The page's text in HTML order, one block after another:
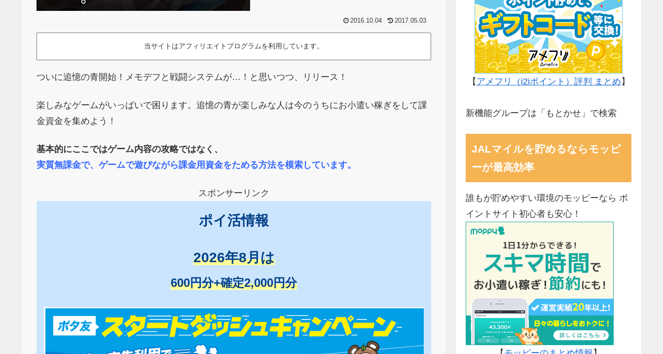
2016.10.04 2017.05.03
当サイトはアフィリエイトプログラムを利用しています。
ついに追憶の青開始！メモデフと戦闘システムが…！と思いつつ、リリース！
楽しみなゲームがいっぱいで困ります。追憶の青が楽しみな人は今のうちにお小遣い稼ぎをして課
金資金を集めよう！
基本的にここではゲーム内容の攻略ではなく、
実質無課金で、ゲームで遊びながら課金用資金をためる方法を模索しています。
スポンサーリンク
ポイ活情報
2026年8月は
600円分+確定2,000円分
【 アメフリ（i2iポイント）評判 まとめ 】
新機能グループは「もとかせ」で検索
JALマイルを貯めるならモッピ
ーが最高効率
誰もが貯めやすい環境のモッピーなら ポ
イントサイト初心者も安心！